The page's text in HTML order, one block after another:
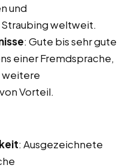
und
weltweit.
: Gute bis sehr gute
einer Fremdsprache,
weitere
Vorteil.
: Ausgezeichnete